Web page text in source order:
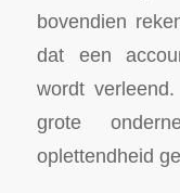
bovendien
dat een
wordt
grote
oplettendheid